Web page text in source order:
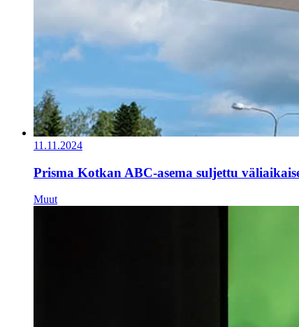
11.11.2024
Prisma Kotkan ABC-asema suljettu
Muut